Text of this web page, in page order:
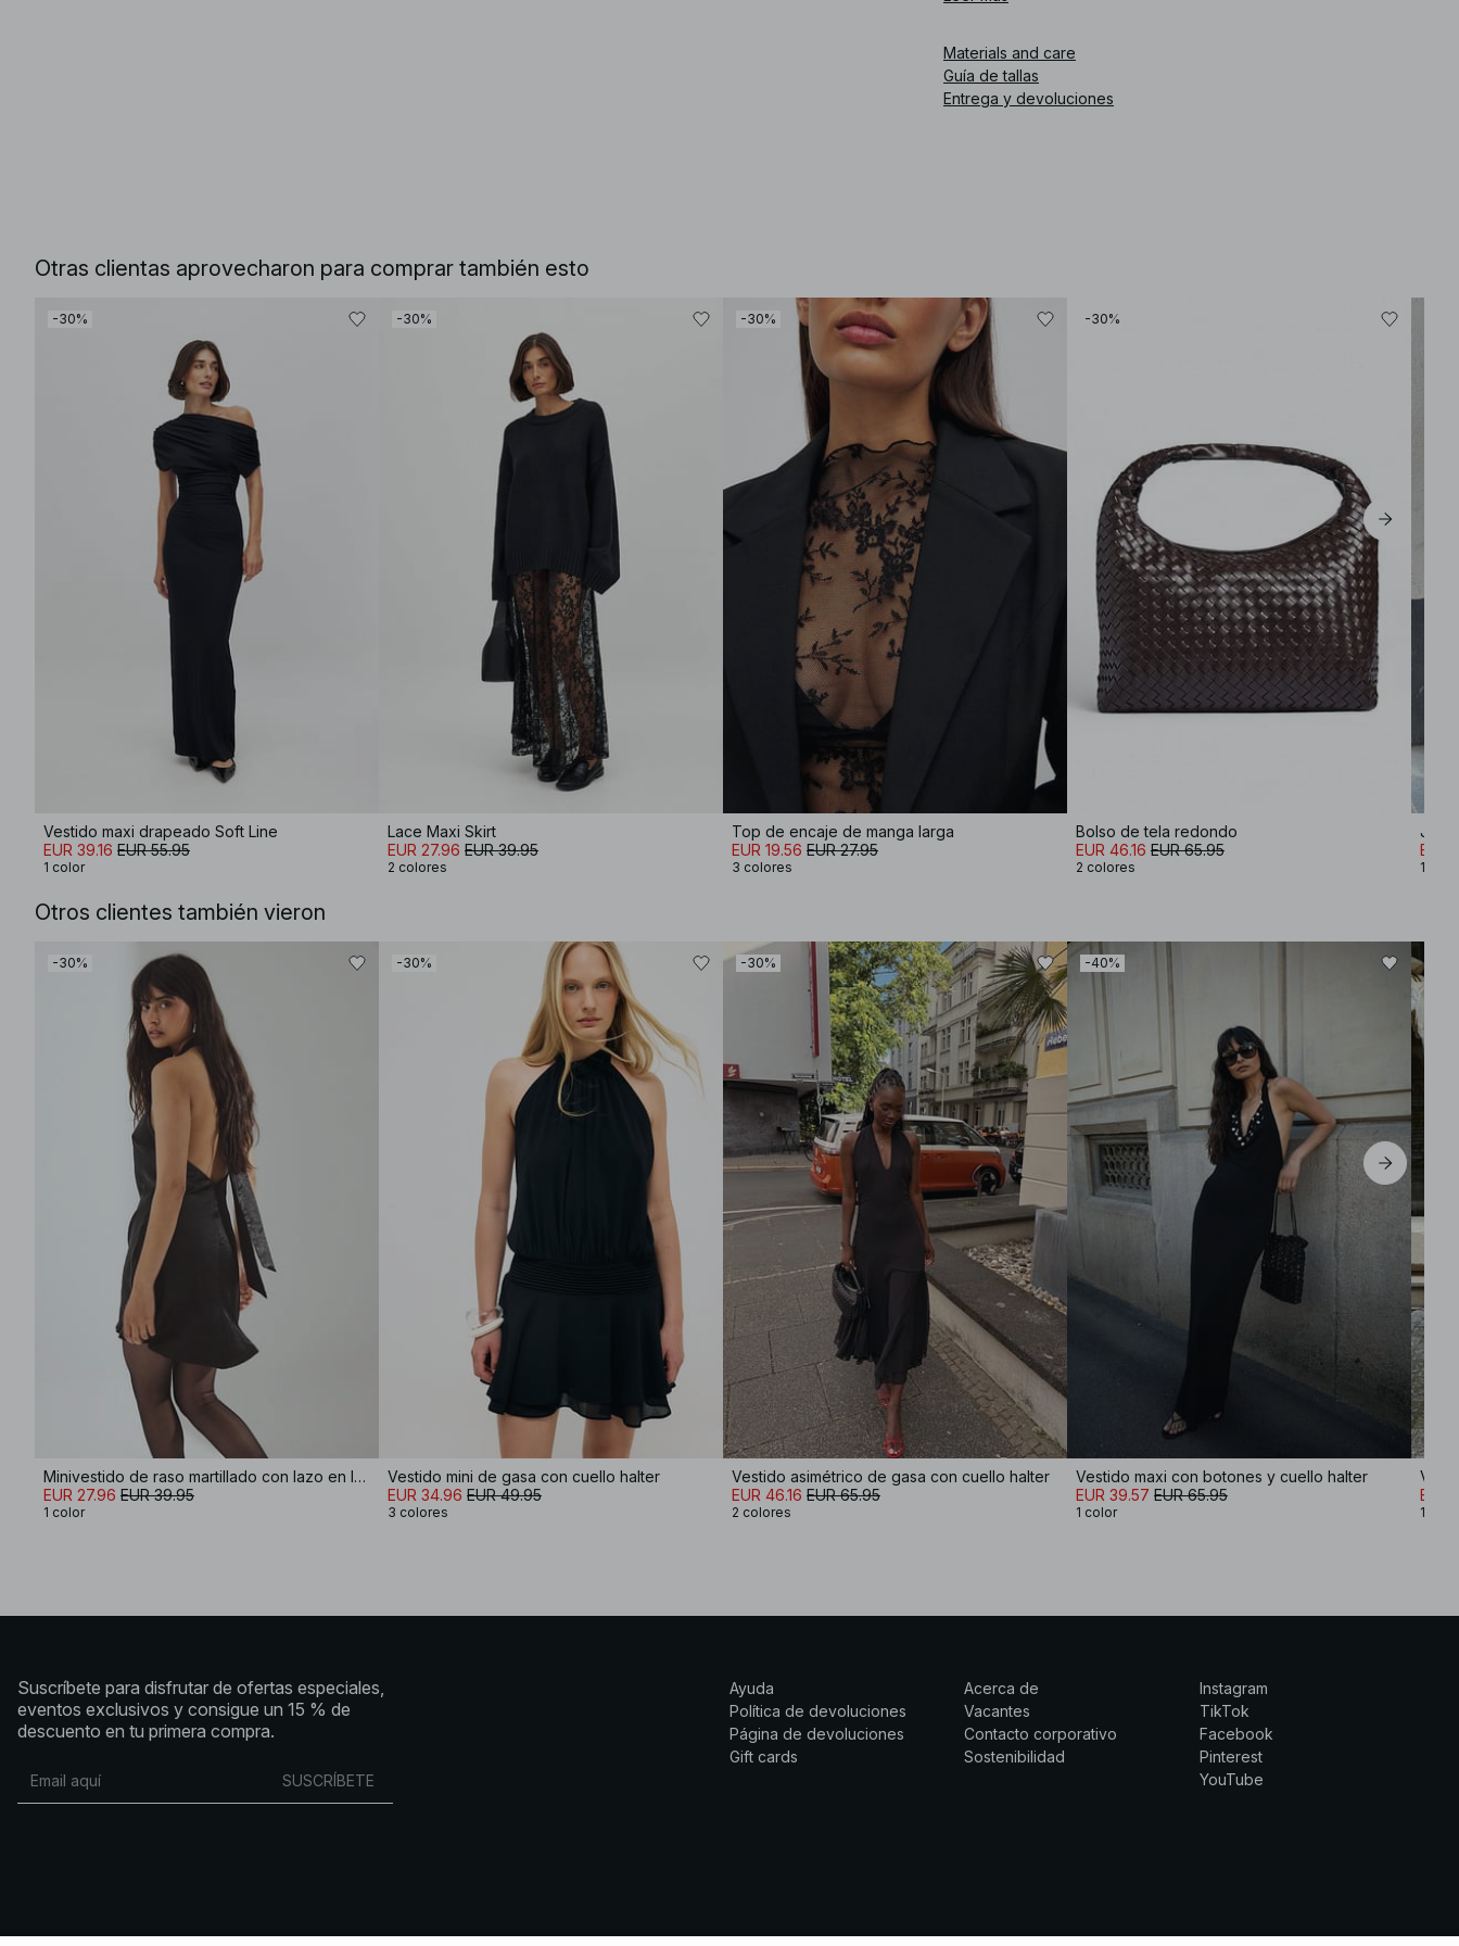
Materials and care
Guía de tallas
Entrega y devoluciones
Otras clientas aprovecharon para comprar también esto
-30%
Vestido maxi drapeado Soft Line
EUR 39.16 EUR 55.95
1 color
-30%
Lace Maxi Skirt
EUR 27.96 EUR 39.95
2 colores
-30%
Top de encaje de manga larga
EUR 19.56 EUR 27.95
3 colores
-30%
Bolso de tela redondo
EUR 46.16 EUR 65.95
2 colores
EUR
12
Otros clientes también vieron
-30%
Minivestido de raso martillado con lazo en la espalda
EUR 27.96 EUR 39.95
1 color
-30%
Vestido mini de gasa con cuello halter
EUR 34.96 EUR 49.95
3 colores
-30%
Vestido asimétrico de gasa con cuello halter
EUR 46.16 EUR 65.95
2 colores
-40%
Vestido maxi con botones y cuello halter
EUR 39.57 EUR 65.95
1 color
EUR
1
Suscríbete para disfrutar de ofertas especiales,
eventos exclusivos y consigue un 15 % de
descuento en tu primera compra.
SUSCRÍBETE
Ayuda
Política de devoluciones
Página de devoluciones
Gift cards
Acerca de
Vacantes
Contacto corporativo
Sostenibilidad
Instagram
TikTok
Facebook
Pinterest
YouTube